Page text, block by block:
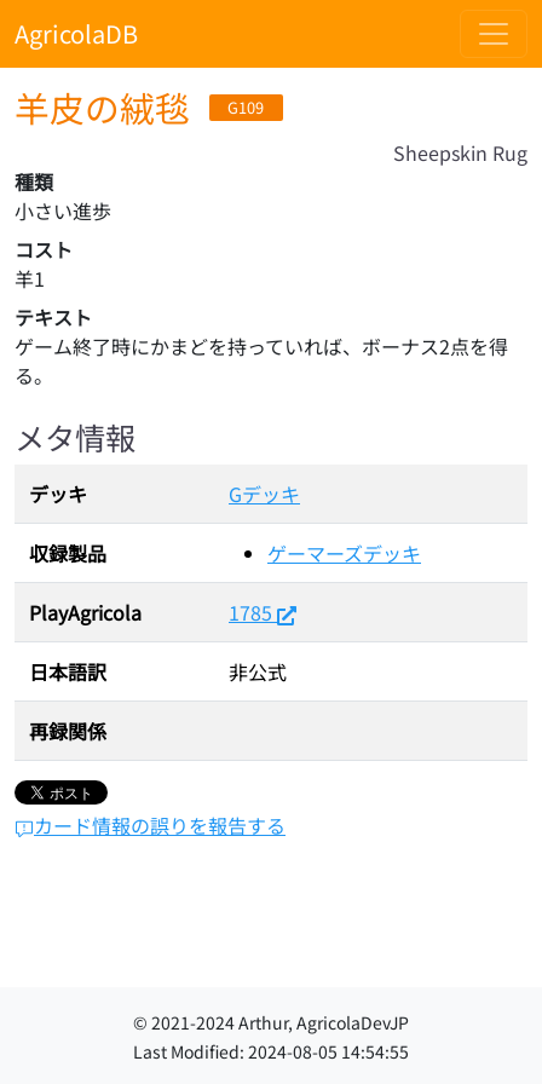
AgricolaDB
羊皮の絨毯 G109
Sheepskin Rug
種類
小さい進歩
コスト
羊1
テキスト
ゲーム終了時にかまどを持っていれば、ボーナス2点を得
る。
メタ情報
デッキ Gデッキ
収録製品 ゲーマーズデッキ
PlayAgricola 1785
日本語訳 非公式
再録関係
カード情報の誤りを報告する
© 2021-2024Arthur, AgricolaDevJP
Last Modified: 2024-08-05 14:54:55